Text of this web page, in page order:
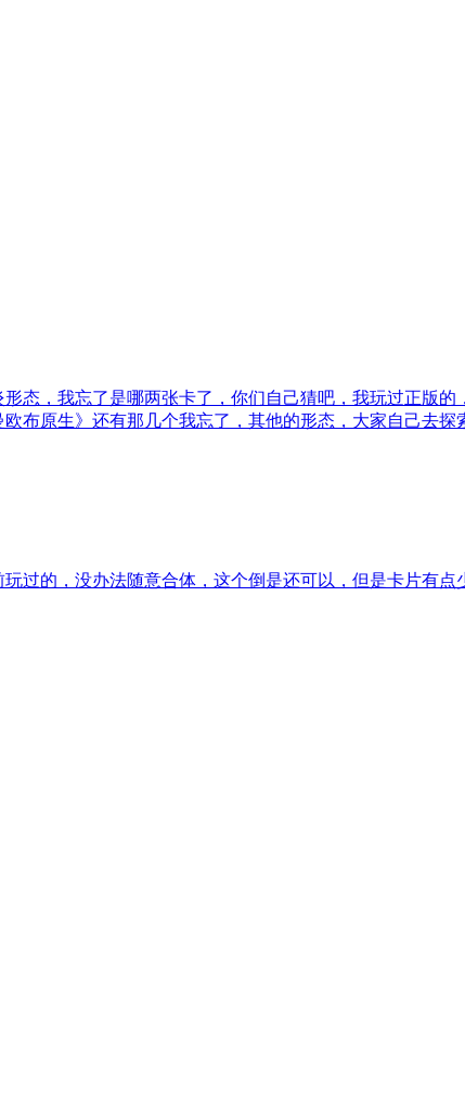
态，我忘了是哪两张卡了，你们自己猜吧，我玩过正版
布原生》还有那几个我忘了，其他的形态，大家自己去探
过的，没办法随意合体，这个倒是还可以，但是卡片有